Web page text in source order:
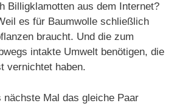
Billigklamotten aus dem Internet?
es für Baumwolle schließlich
braucht. Und die zum
intakte Umwelt benötigen, die
vernichtet haben.
nächste Mal das gleiche Paar